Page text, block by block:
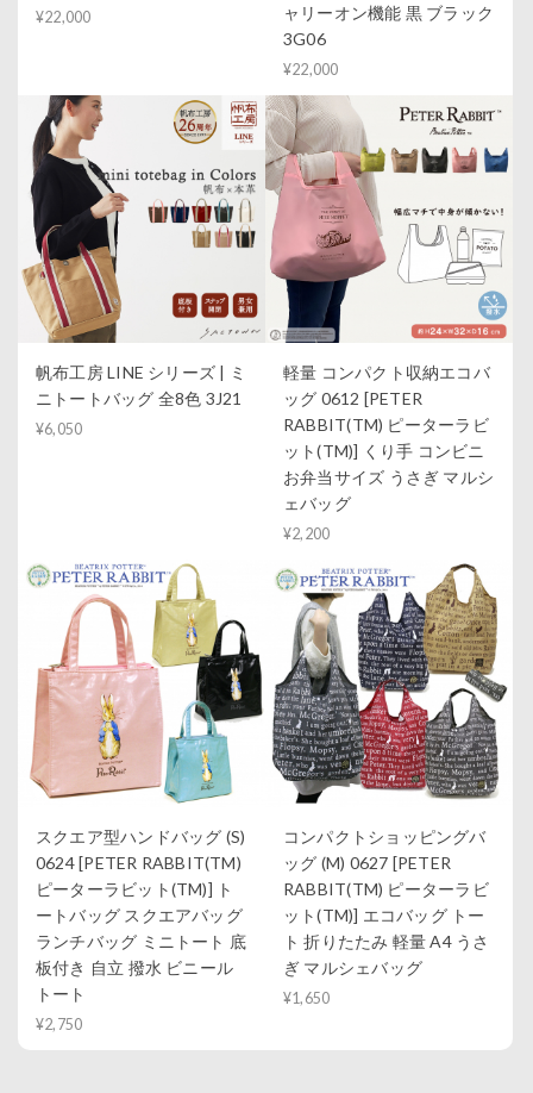
¥22,000
ャリーオン機能 黒 ブラック
3G06
¥22,000
帆布工房 LINE シリーズ | ミ
ニトートバッグ 全8色 3J21
¥6,050
軽量 コンパクト収納エコバ
ッグ 0612 [PETER
RABBIT(TM) ピーターラビ
ット(TM)] くり手 コンビニ
お弁当サイズ うさぎ マルシ
ェバッグ
¥2,200
スクエア型ハンドバッグ (S)
0624 [PETER RABBIT(TM)
ピーターラビット(TM)] ト
ートバッグ スクエアバッグ
ランチバッグ ミニトート 底
板付き 自立 撥水 ビニール
トート
¥2,750
コンパクトショッピングバ
ッグ (M) 0627 [PETER
RABBIT(TM) ピーターラビ
ット(TM)] エコバッグ トー
ト 折りたたみ 軽量 A4 うさ
ぎ マルシェバッグ
¥1,650